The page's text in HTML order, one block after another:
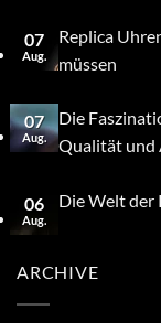
07
Aug.
Replica
müssen
07
Aug.
Die
Qualität und
06
Aug.
Die Welt der
ARCHIVE